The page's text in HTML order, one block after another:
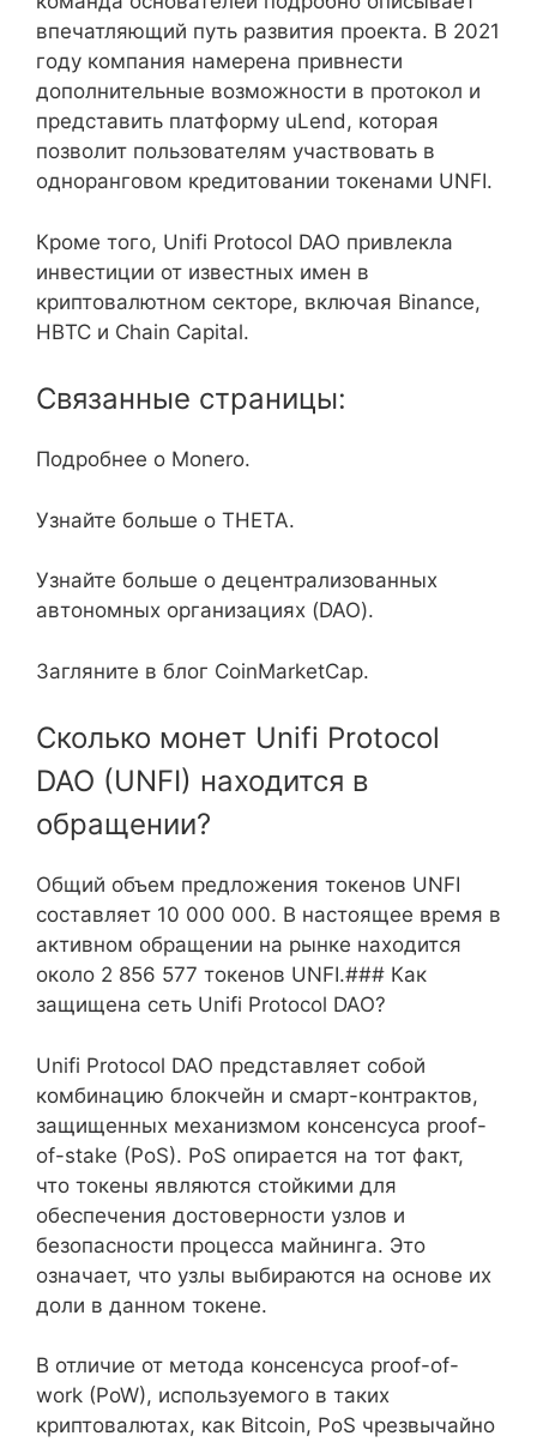
впечатляющий путь развития проекта. В 2021
году компания намерена привнести
дополнительные возможности в протокол и
представить платформу uLend, которая
позволит пользователям участвовать в
одноранговом кредитовании токенами UNFI.
Кроме того, Unifi Protocol DAO привлекла
инвестиции от известных имен в
криптовалютном секторе, включая Binance,
HBTC и Chain Capital.
Связанные страницы:
Подробнее о Monero.
Узнайте больше о THETA.
Узнайте больше о децентрализованных
автономных организациях (DAO).
Загляните в блог CoinMarketCap.
Сколько монет Unifi Protocol
DAO (UNFI) находится в
обращении?
Общий объем предложения токенов UNFI
составляет 10 000 000. В настоящее время в
активном обращении на рынке находится
около 2 856 577 токенов UNFI.### Как
защищена сеть Unifi Protocol DAO?
Unifi Protocol DAO представляет собой
комбинацию блокчейн и смарт-контрактов,
защищенных механизмом консенсуса proof-
of-stake (PoS). PoS опирается на тот факт,
что токены являются стойкими для
обеспечения достоверности узлов и
безопасности процесса майнинга. Это
означает, что узлы выбираются на основе их
доли в данном токене.
В отличие от метода консенсуса proof-of-
work (PoW), используемого в таких
криптовалютах, как Bitcoin, PoS чрезвычайно